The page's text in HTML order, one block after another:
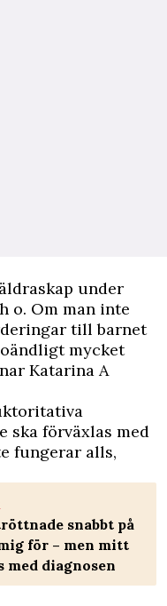
under
o. Om man inte
till barnet
mycket
Katarina A
ska förväxlas med
fungerar alls,
snabbt på
för – men mitt
med diagnosen